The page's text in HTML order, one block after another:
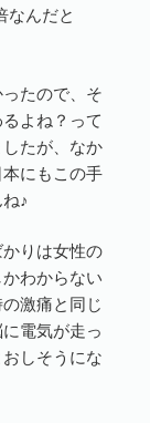
なんだと
たので、そ
よね？って
たが、なか
にもこの手
♪
りは女性の
わからない
激痛と同じ
電気が走っ
しそうにな